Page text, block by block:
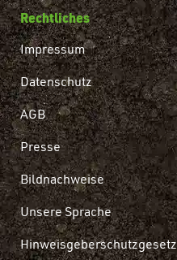
Rechtliches
Impressum
Datenschutz
AGB
Presse
Bildnachweise
Unsere Sprache
Hinweisgeberschutzgesetz